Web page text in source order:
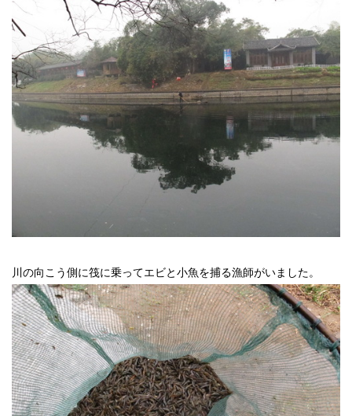
川の向こう側に筏に乗ってエビと小魚を捕る漁師がいました。